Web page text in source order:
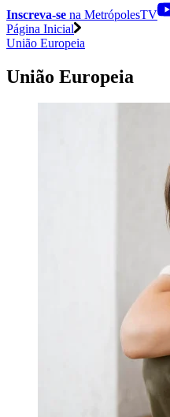
Inscreva-se na MetrópolesTV
Página Inicial
União Europeia
União Europeia